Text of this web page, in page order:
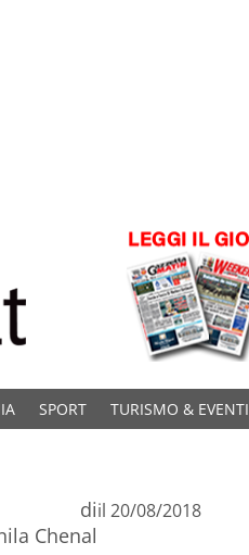
SPORT TURISMO & EVENTI
di
Chenal
il 20/08/2018